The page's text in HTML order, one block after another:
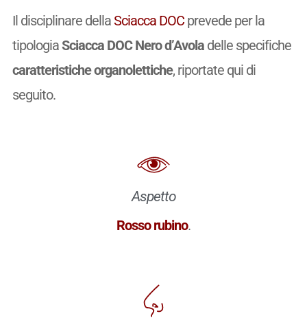
Il disciplinare dellaSciacca DOCprevede per la
tipologiaSciacca DOC Nero d’Avoladelle specifiche
caratteristiche organolettiche, riportate qui di
seguito.
Aspetto
Rosso rubino.